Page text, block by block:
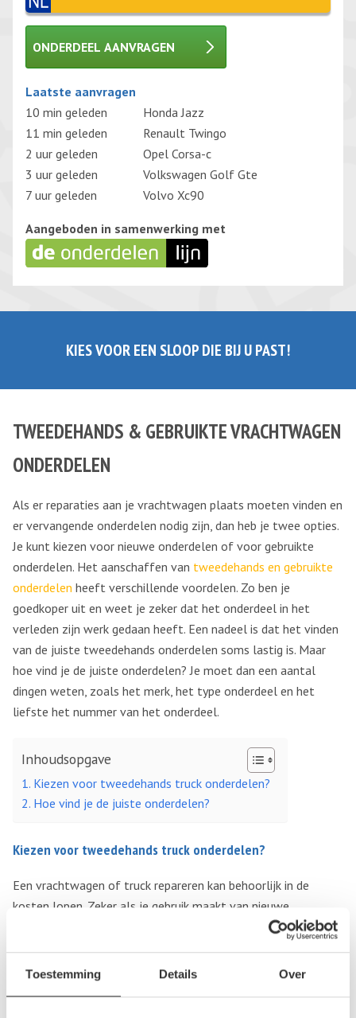
Toestemming Details Over
ONDERDEEL AANVRAGEN
Gelieve dit veld leeg te laten.
Laatste aanvragen
10 min geleden
Honda Jazz
11 min geleden
Renault Twingo
2 uur geleden
Opel Corsa-c
3 uur geleden
Volkswagen Golf Gte
7 uur geleden
Volvo Xc90
Aangeboden in samenwerking met
KIES VOOR EEN SLOOP DIE BIJ U PAST!
TWEEDEHANDS & GEBRUIKTE VRACHTWAGEN
ONDERDELEN
Als er reparaties aan je vrachtwagen plaats moeten vinden en
er vervangende onderdelen nodig zijn, dan heb je twee opties.
Je kunt kiezen voor nieuwe onderdelen of voor gebruikte
onderdelen. Het aanschaffen van tweedehands en gebruikte
onderdelen heeft verschillende voordelen. Zo ben je
goedkoper uit en weet je zeker dat het onderdeel in het
verleden zijn werk gedaan heeft. Een nadeel is dat het vinden
van de juiste tweedehands onderdelen soms lastig is. Maar
hoe vind je de juiste onderdelen? Je moet dan een aantal
dingen weten, zoals het merk, het type onderdeel en het
liefste het nummer van het onderdeel.
Inhoudsopgave
Kiezen voor tweedehands truck onderdelen?
Hoe vind je de juiste onderdelen?
Kiezen voor tweedehands truck onderdelen?
Een vrachtwagen of truck repareren kan behoorlijk in de
kosten lopen. Zeker als je gebruik maakt van nieuwe
onderdelen. Er zijn diverse redenen waarom je juist moet
onderdelen. De meest voor de hand liggende reden is